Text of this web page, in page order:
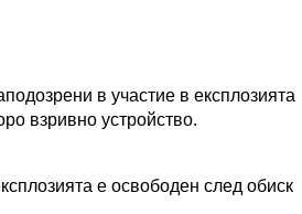
в участие в експлозията
взривно устройство.
е освободен след обиск